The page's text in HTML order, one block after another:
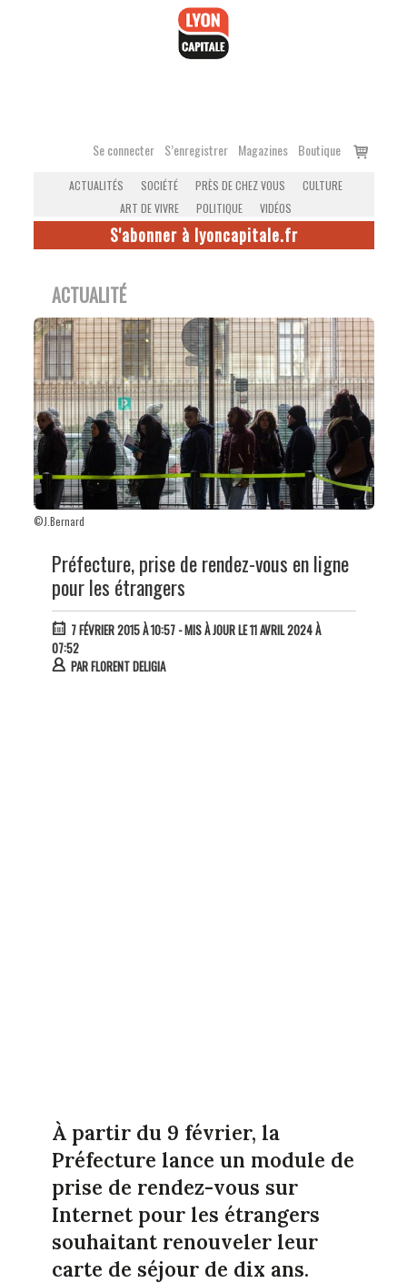
Se connecter S’enregistrer Magazines Boutique
Voir
ACTUALITÉS SOCIÉTÉ PRÈS DE CHEZ VOUS
CULTURE
ART DE VIVRE
POLITIQUE VIDÉOS
S'abonner à lyoncapitale.fr
ACTUALITÉ
©J.Bernard
Préfecture, prise de rendez-vous en ligne
pour les étrangers
7 FÉVRIER 2015 À 10:57- MIS À JOUR LE 11 AVRIL 2024 À
07:52
PARFLORENT DELIGIA
À partir du 9 février, la
Préfecture lance un module de
prise de rendez-vous sur
Internet pour les étrangers
souhaitant renouveler leur
carte de séjour de dix ans.